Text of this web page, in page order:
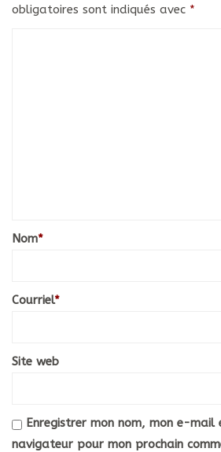
obligatoires sont indiqués avec *
Nom*
Courriel*
Site web
Enregistrer mon nom, mon e-
navigateur pour mon prochain